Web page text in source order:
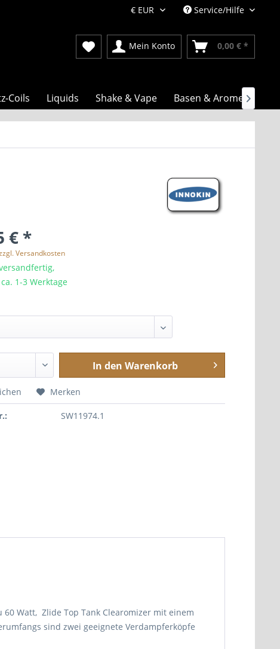
Service/Hilfe
Mein Konto 0,00 € *
Coils Liquids Shake & Vape Basen & Aromen
€ *
Versandkosten
1-3 Werktage
In den Warenkorb
Merken
SW11974.1
Watt, Zlide Top Tank Clearomizer mit einem
sind zwei geeignete Verdampferköpfe